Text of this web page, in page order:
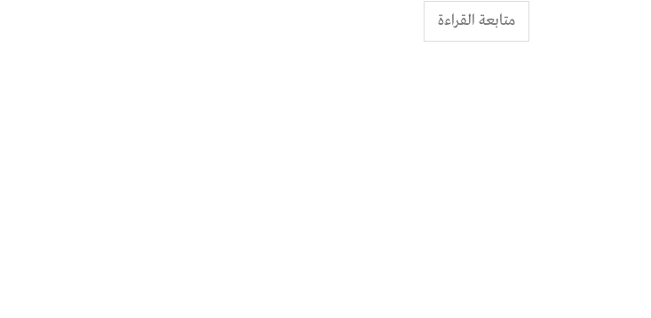
متابعة القراءة